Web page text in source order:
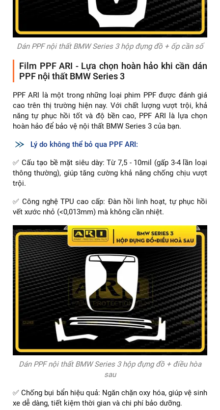
Dán PPF nội thất BMW Series 3 hộp đựng đồ + ốp cần số
Film PPF ARI - Lựa chọn hoàn hảo khi cần dán
PPF nội thất BMW Series 3
PPF ARI là một trong những loại phim PPF được đánh giá
cao trên thị trường hiện nay. Với chất lượng vượt trội, khả
năng tự phục hồi tốt và độ bền cao, PPF ARI là lựa chọn
hoàn hảo để bảo vệ nội thất BMW Series 3 của bạn.
Lý do không thể bỏ qua PPF ARI:
✅ Cấu tạo bề mặt siêu dày: Từ 7,5 - 10mil (gấp 3-4 lần loại
thông thường), giúp tăng cường khả năng chống chịu vượt
trội.
✅ Công nghệ TPU cao cấp: Đàn hồi linh hoạt, tự phục hồi
vết xước nhỏ (<0,013mm) mà không cần nhiệt.
Dán PPF nội thất BMW Series 3 hộp đựng đồ + điều hòa
sau
✅ Chống bụi bẩn hiệu quả: Ngăn chặn oxy hóa, giúp vệ sinh
xe dễ dàng, tiết kiệm thời gian và chi phí bảo dưỡng.